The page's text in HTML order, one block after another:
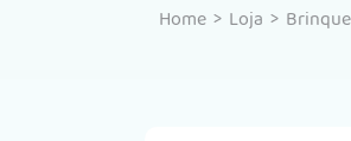
Home > Loja >